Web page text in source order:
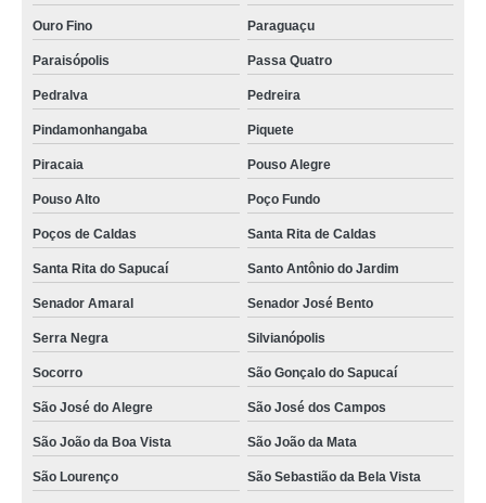
Ouro Fino Paraguaçu
Paraisópolis Passa Quatro
Pedralva Pedreira
Pindamonhangaba Piquete
Piracaia Pouso Alegre
Pouso Alto Poço Fundo
Poços de Caldas Santa Rita de Caldas
Santa Rita do Sapucaí Santo Antônio do Jardim
Senador Amaral Senador José Bento
Serra Negra Silvianópolis
Socorro São Gonçalo do Sapucaí
São José do Alegre São José dos Campos
São João da Boa Vista São João da Mata
São Lourenço São Sebastião da Bela Vista